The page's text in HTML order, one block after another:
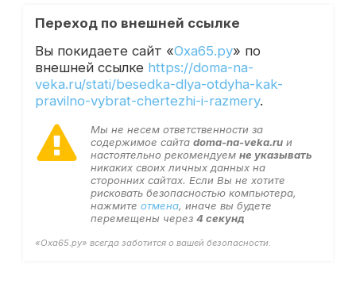
Переход по внешней ссылке
Вы покидаете сайт «Оха65.ру» по
внешней ссылке https://doma-na-
veka.ru/stati/besedka-dlya-otdyha-kak-
pravilno-vybrat-chertezhi-i-razmery.
Мы не несем ответственности за
содержимое сайта doma-na-veka.ruи
настоятельно рекомендуем не указывать
никаких своих личных данных на
сторонних сайтах. Если Вы не хотите
рисковать безопасностью компьютера,
нажмите отмена, иначе вы будете
перемещены через 3секунд
«Оха65.ру» всегда заботится о вашей безопасности.